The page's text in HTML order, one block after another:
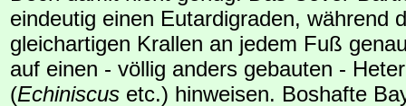
eindeutig einen Eutardigraden, während
gleichartigen Krallen an jedem Fuß
auf einen - völlig anders gebauten -
(Echiniscus etc.) hinweisen. Boshafte